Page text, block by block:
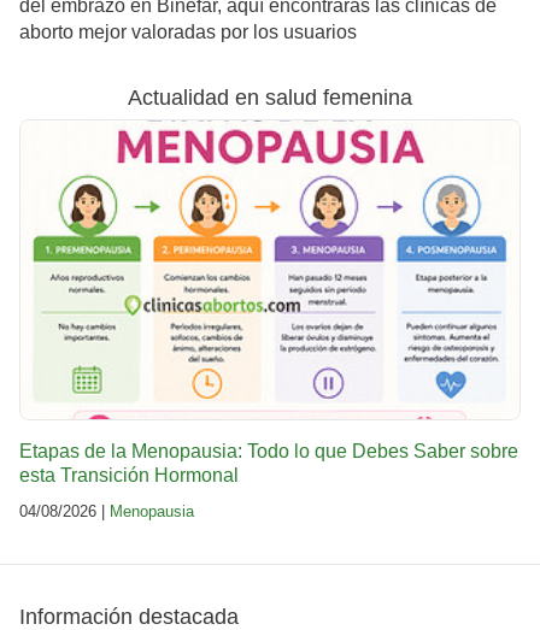
del embrazo en Binéfar, aquí encontrarás las clínicas de
aborto mejor valoradas por los usuarios
Actualidad en salud femenina
Etapas de la Menopausia: Todo lo que Debes Saber sobre
esta Transición Hormonal
04/08/2026 | Menopausia
Información destacada